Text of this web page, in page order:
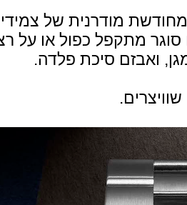
מודרנית של צמידי
משנת 1969) עם סוגר מתקפל כפול או על רצועת
סיכת פלדה.